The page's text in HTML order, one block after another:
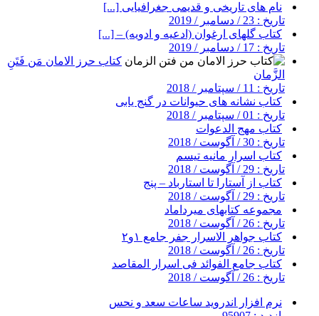
نام های تاریخی و قدیمی جغرافیایی [...]
تاریخ : 23 / دسامبر / 2019
کتاب گلهای ارغوان (ادعیه و ادویه) – [...]
تاریخ : 17 / دسامبر / 2019
کتاب حرز الامان مَن فَتَنِ
الزَّمان
تاریخ : 11 / سپتامبر / 2018
کتاب نشانه های حیوانات در گنج یابی
تاریخ : 01 / سپتامبر / 2018
کتاب مهج الدعوات
تاریخ : 30 / آگوست / 2018
کتاب اسرار مانیه تیسم
تاریخ : 29 / آگوست / 2018
کتاب از آستارا تا استارباد – پنج
تاریخ : 29 / آگوست / 2018
مجموعه کتابهای میرداماد
تاریخ : 26 / آگوست / 2018
کتاب جواهر الاسرار جفر جامع ۱و۲
تاریخ : 26 / آگوست / 2018
کتاب جامع الفوائد فی اسرار المقاصد
تاریخ : 26 / آگوست / 2018
نرم افزار اندروید ساعات سعد و نحس